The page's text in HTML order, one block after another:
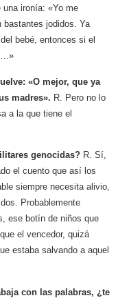
una ironía: «Yo me
bastantes jodidos. Ya
bebé, entonces si el
«O mejor, que ya
madres». R. Pero no lo
a la que tiene el
genocidas? R. Sí,
el cuento que así los
siempre necesita alivio,
Probablemente
ese botín de niños que
el vencedor, quizá
estaba salvando a aquel
con las palabras, ¿te